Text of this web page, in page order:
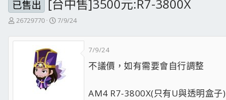
已售出 [台中售]3500元:R7-3800X
主
發
26729770
開
日
期
7/9/24
7/9/24
不議價，如有需要會自行調整
AM4 R7-3800X(只有U與透明盒子)